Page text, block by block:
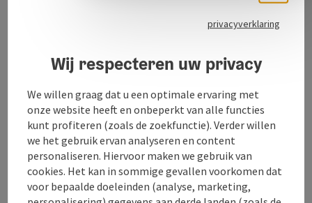
Contact
Openingstijden
Ligging
privacyverklaring
Wij respecteren uw privacy
We willen graag dat u een optimale ervaring met
onze website heeft en onbeperkt van alle functies
kunt profiteren (zoals de zoekfunctie). Verder willen
we het gebruik ervan analyseren en content
personaliseren. Hiervoor maken we gebruik van
cookies. Het kan in sommige gevallen voorkomen dat
voor bepaalde doeleinden (analyse, marketing,